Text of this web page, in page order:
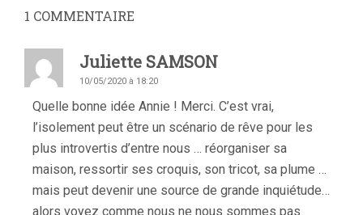
1 COMMENTAIRE
Juliette SAMSON
10/05/2020 à 18:20
Quelle bonne idée Annie ! Merci. C’est vrai,
l’isolement peut être un scénario de rêve pour les
plus introvertis d’entre nous … réorganiser sa
maison, ressortir ses croquis, son tricot, sa plume …
mais peut devenir une source de grande inquiétude…
alors voyez comme nous ne nous sommes pas